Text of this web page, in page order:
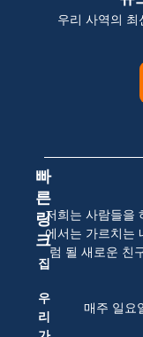
우리 사역의 최
빠
른
링
크
집
우
리
저희는 사람들을
에서는 가르치는
럼 될 새로운 친
매주 일요